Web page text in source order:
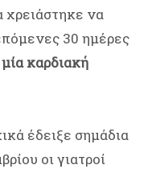
να
30 ημέρες
καρδιακή
έδειξε σημάδια
οι γιατροί